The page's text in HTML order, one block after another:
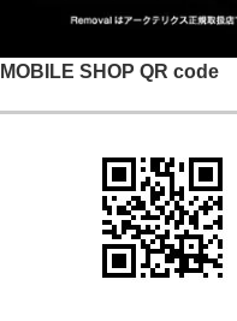
MOBILE SHOP QR code